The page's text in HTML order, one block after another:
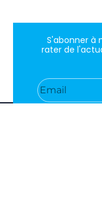
S'abonner à
rater de